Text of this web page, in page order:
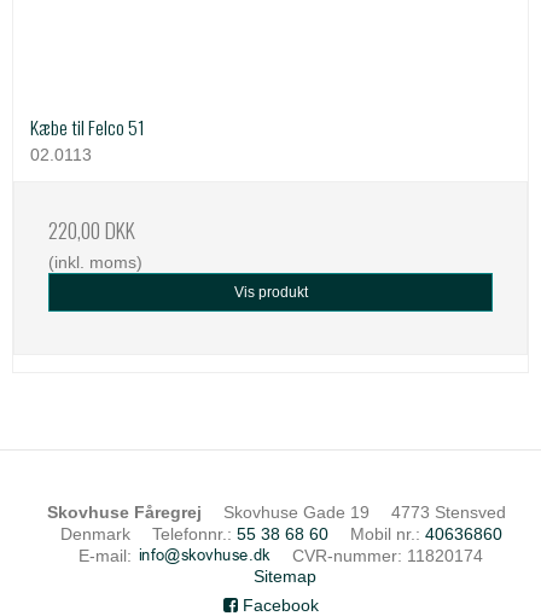
Kæbe til Felco 51
02.0113
220,00 DKK
(inkl. moms)
Vis produkt
Skovhuse Fåregrej Skovhuse Gade 19
4773 Stensved
Denmark
Telefonnr. : 55 38 68 60 Mobil nr. : 40636860
E-mail: CVR-nummer: 11820174
Sitemap
Facebook